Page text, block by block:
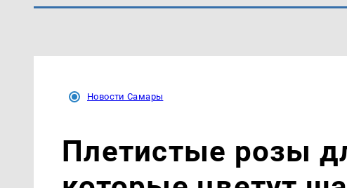
Новости Самары
Плетистые розы